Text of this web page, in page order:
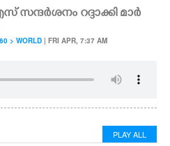
സന്ദർശനം റദ്ദാക്കി ​മാ​ർ​
> WORLD | FRI APR, 7:37 AM
PLAY ALL